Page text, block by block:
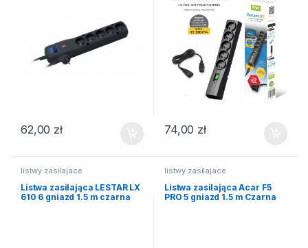
62,00 zł 74,00 zł
listwy zasilajace
Listwa zasilająca LESTAR LX
610 6 gniazd 1.5 m czarna
listwy zasilajace
Listwa zasilająca Acar F5
PRO 5 gniazd 1.5 m Czarna